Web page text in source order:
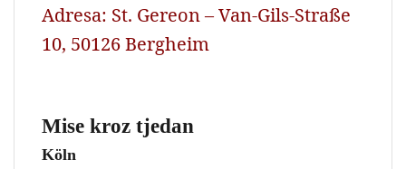
Adresa: St. Gereon – Van-Gils-Straße
10, 50126 Bergheim
Mise kroz tjedan
Köln